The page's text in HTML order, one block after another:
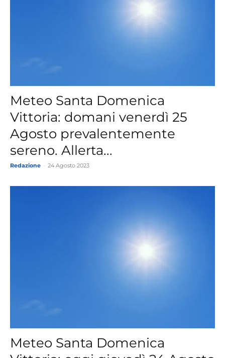
Meteo Santa Domenica
Vittoria: domani venerdì 25
Agosto prevalentemente
sereno. Allerta...
Redazione 24 Agosto 2023
Meteo Santa Domenica